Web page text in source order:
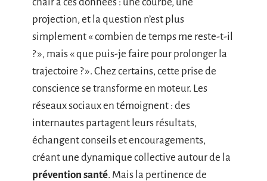
projection, et la question n’est plus
simplement « combien de temps me reste-t-il
? », mais « que puis-je faire pour prolonger la
trajectoire ? ». Chez certains, cette prise de
conscience se transforme en moteur. Les
réseaux sociaux en témoignent : des
internautes partagent leurs résultats,
échangent conseils et encouragements,
créant une dynamique collective autour de la
prévention santé. Mais la pertinence de